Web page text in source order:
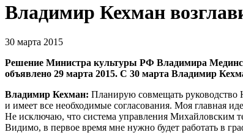
Владимир Кехман
30 марта 2015
Решение Министра культуры РФ Владимира
объявлено 29 марта 2015. С 30 марта Владимир
Владимир Кехман: Планирую совмещать руководство
и имеет все необходимые согласования. Моя главная
Не исключаю, что система управления Михайловским
Видимо, в первое время мне нужно будет работать в